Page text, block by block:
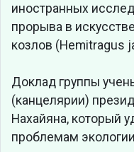
иностранных
прорыва в
козлов (Hemitragus
Доклад группы
(канцелярии)
Нахайяна, который
проблемам